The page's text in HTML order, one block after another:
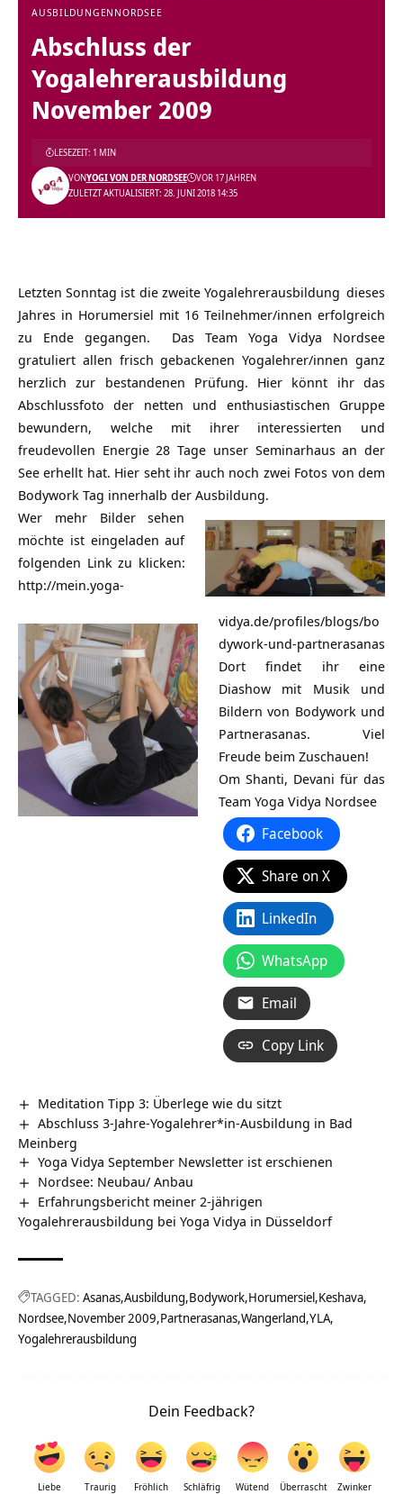
AUSBILDUNGEN NORDSEE
Abschluss der
Yogalehrerausbildung
November 2009
ZULETZT AKTUALISIERT: 28. JUNI 2018 14:35
VONYOGI VON DER NORDSEE VOR 17 JAHREN
LESEZEIT: 1 MIN
Letzten Sonntag ist die zweite Yogalehrerausbildung dieses
Jahres in Horumersiel mit 16 Teilnehmer/innen erfolgreich
zu Ende gegangen. Das Team Yoga Vidya Nordsee
gratuliert allen frisch gebackenen Yogalehrer/innen ganz
herzlich zur bestandenen Prüfung. Hier könnt ihr das
Abschlussfoto der netten und enthusiastischen Gruppe
bewundern, welche mit ihrer interessierten und
freudevollen Energie 28 Tage unser Seminarhaus an der
See erhellt hat. Hier seht ihr auch noch zwei Fotos von dem
Bodywork Tag innerhalb der Ausbildung.
Wer mehr Bilder sehen
möchte ist eingeladen auf
folgenden Link zu klicken:
http://mein.yoga-
vidya.de/profiles/blogs/bo
dywork-und-partnerasanas
Dort findet ihr eine
Diashow mit Musik und
Bildern von Bodywork und
Partnerasanas. Viel
Freude beim Zuschauen!
Om Shanti, Devani für das
Team Yoga Vidya Nordsee
Facebook
Share on X
LinkedIn
WhatsApp
Email
Copy Link
Meditation Tipp 3: Überlege wie du sitzt
Abschluss 3-Jahre-Yogalehrer*in-Ausbildung in Bad
Meinberg
Yoga Vidya September Newsletter ist erschienen
Nordsee: Neubau/ Anbau
Erfahrungsbericht meiner 2-jährigen
Yogalehrerausbildung bei Yoga Vidya in Düsseldorf
TAGGED: Asanas Ausbildung Bodywork Horumersiel Keshava
Nordsee November 2009 Partnerasanas Wangerland YLA
Yogalehrerausbildung
Dein Feedback?
Liebe Traurig Fröhlich Schläfrig Wütend Überrascht Zwinker